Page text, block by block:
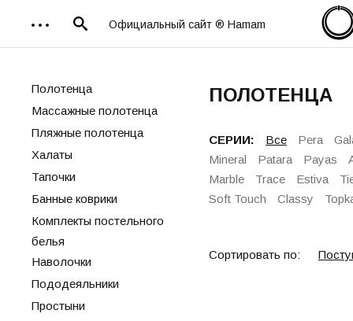
Официальный сайт ® Hamam
Полотенца
Массажные полотенца
Пляжные полотенца
Халаты
Тапочки
Банные коврики
Комплекты постельного
белья
Наволочки
Пододеяльники
Простыни
ПОЛОТЕНЦА
СЕРИИ: Все Pera
Mineral
Patara Payas
Marble
Trace Estiva
Soft Touch
Classy
Сортировать по: